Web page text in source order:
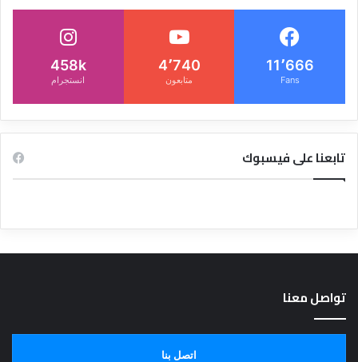
11٬666
Fans
4٬740
متابعون
458k
انستجرام
تابعنا على فيسبوك
تواصل معنا
اتصل بنا